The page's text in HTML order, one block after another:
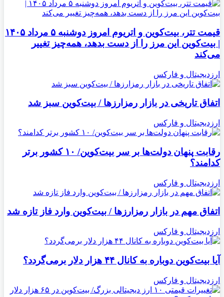
قیمت تتر، بیت‌کوین و اتریوم امروز دوشنبه ۵ مرداد ۱۴۰۵
| بیت‌کوین این مرز را از دست بدهد، همه‌چیز تغییر
می‌کند
ارزدیجیتال و فارکس
اتفاق تاریخی در بازار رمزارزها / بیت‌کوین سبز شد
ارزدیجیتال و فارکس
رقابت پنهان دولت‌ها بر سر بیت‌کوین/ ۱۰ کشور برتر
کدامند؟
ارزدیجیتال و فارکس
اتفاق مهم در بازار رمزارزها / بیت‌کوین وارد فاز تازه شد
ارزدیجیتال و فارکس
آیا بیت‌کوین دوباره به کانال ۴۴ هزار دلار برمی‌گردد؟
ارزدیجیتال و فارکس